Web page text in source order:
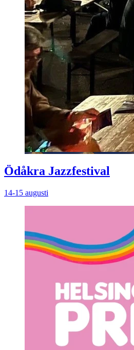
Ödåkra Jazzfestival
14-15 augusti